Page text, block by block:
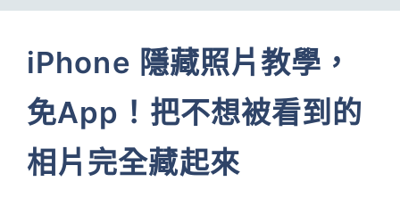
iPhone 隱藏照片教學，
免App！把不想被看到的
相片完全藏起來